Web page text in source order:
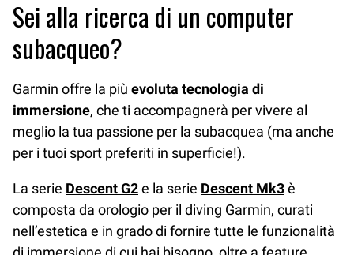
Sei alla ricerca di un computer
subacqueo?
Garmin offre la più evoluta tecnologia di
immersione, che ti accompagnerà per vivere al
meglio la tua passione per la subacquea (ma anche
per i tuoi sport preferiti in superficie!).
La serie Descent G2e la serie Descent Mk3è
composta da orologio per il diving Garmin, curati
nell’estetica e in grado di fornire tutte le funzionalità